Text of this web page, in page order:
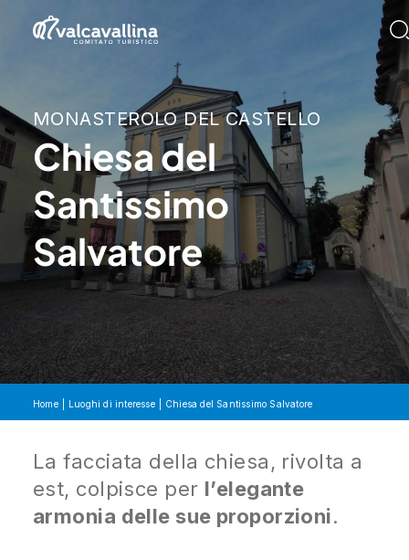
MONASTEROLO DEL CASTELLO
Chiesa del
Santissimo
Salvatore
Home Luoghi di interesse Chiesa del Santissimo Salvatore
La facciata della chiesa, rivolta a
est, colpisce per l’elegante
armonia delle sue proporzioni.